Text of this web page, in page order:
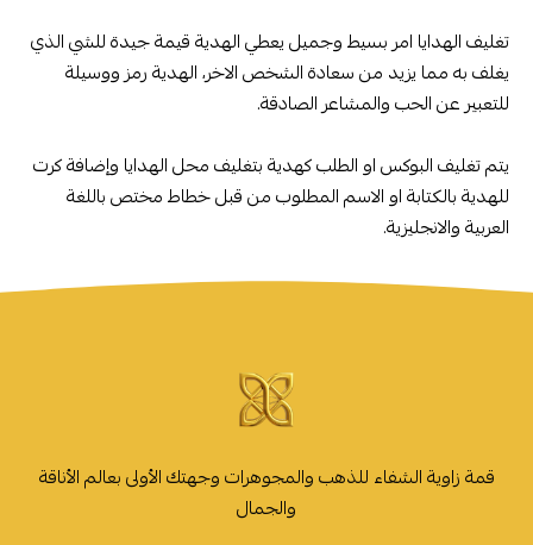
تغليف الهدايا امر بسيط وجميل يعطي الهدية قيمة جيدة للشي الذي
يغلف به مما يزيد من سعادة الشخص الاخر، الهدية رمز ووسيلة
للتعبير عن الحب والمشاعر الصادقة.
يتم تغليف البوكس او الطلب كهدية بتغليف محل الهدايا وإضافة كرت
للهدية بالكتابة او الاسم المطلوب من قبل خطاط مختص باللغة
العربية والانجليزية.
قمة زاوية الشفاء للذهب والمجوهرات وجهتك الأولى بعالم الأناقة
والجمال